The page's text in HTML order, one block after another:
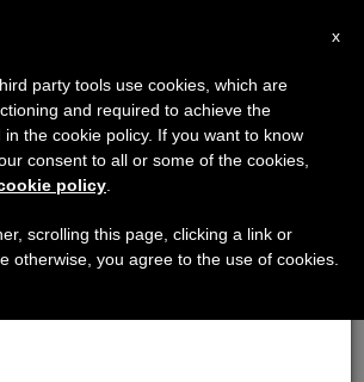
de la Santa Sede
de las mujeres
×
al 7 de agosto haremos la pausa
que en el periodo de verano
informaciones y también el
x
party tools use cookies, which are
and required to achieve the
the cookie policy. If you want to know
consent to all or some of the cookies,
policy
scrolling this page, clicking a link or
otherwise, you agree to the use of cookies.